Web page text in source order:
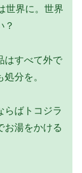
世界に。世界
？
はすべて外で
分を。
らばトコジラ
お湯をかける